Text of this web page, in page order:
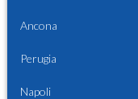
Ancona
Perugia
Napoli